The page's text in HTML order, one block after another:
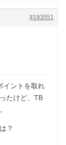
#193551
イントを取れ
たけど、TB
？